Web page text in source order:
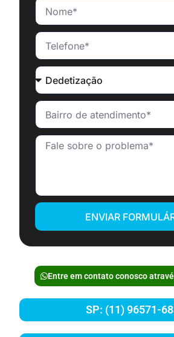
ENVIAR
Entre em contato conosco
SP: (11) 96571-